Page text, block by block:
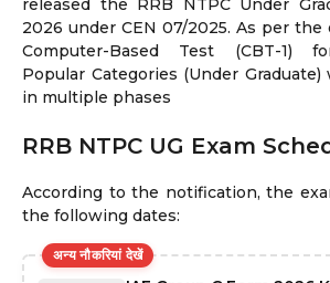
released the RRB NTPC Under
2026 under CEN 07/2025. As per
Computer-Based Test (CBT-1)
Popular Categories (Under
in multiple phases
RRB NTPC UG Exam
According to the notification, the
the following dates:
अन्य नौकरियां देखें